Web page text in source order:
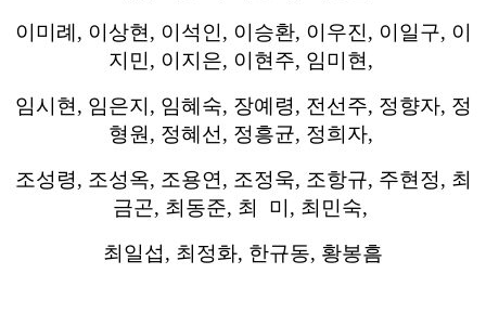
이미례, 이상현, 이석인, 이승환, 이우진, 이일구, 이
지민, 이지은, 이현주, 임미현,
임시현, 임은지, 임혜숙, 장예령, 전선주, 정향자, 정
형원, 정혜선, 정흥균, 정희자,
조성령, 조성옥, 조용연, 조정욱, 조항규, 주현정, 최
금곤, 최동준, 최 미, 최민숙,
최일섭, 최정화, 한규동, 황봉흠